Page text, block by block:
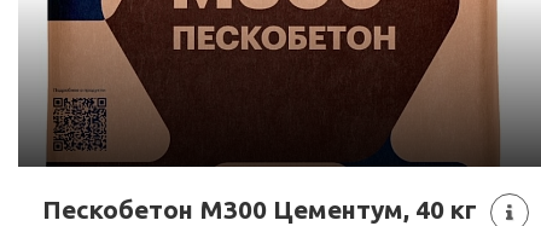
Пескобетон М300 Цементум, 40 кг